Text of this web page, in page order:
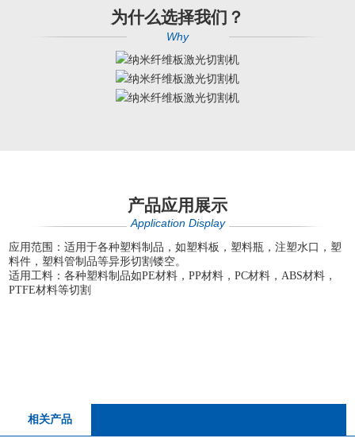
为什么选择我们？
Why
产品应用展示
Application Display
应用范围：适用于各种塑料制品，如塑料板，塑料瓶，注塑水口，塑
料件，塑料管制品等异形切割镂空。
适用工料：各种塑料制品如PE材料，PP材料，PC材料，ABS材料，
PTFE材料等切割
相关产品